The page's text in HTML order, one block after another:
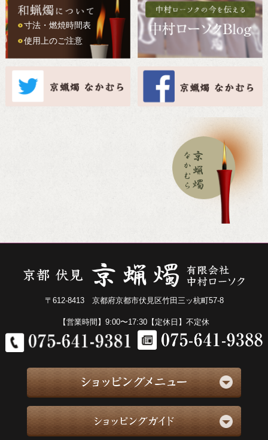
寸法・燃焼時間表
使用上のご注意
〒612-8413 京都府京都市伏見区竹田三ッ杭町57-8
【営業時間】9:00〜17:30【定休日】不定休